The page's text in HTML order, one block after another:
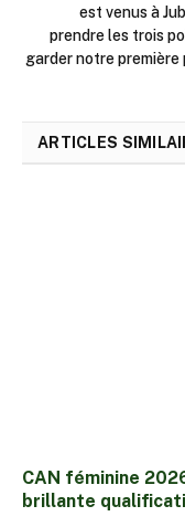
est venus à
prendre les trois
garder notre première
ARTICLES
CAN féminine
brillante